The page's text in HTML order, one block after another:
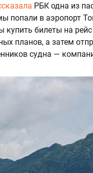
РБК одна из
попали в аэропорт
купить билеты на
планов, а затем
судна —